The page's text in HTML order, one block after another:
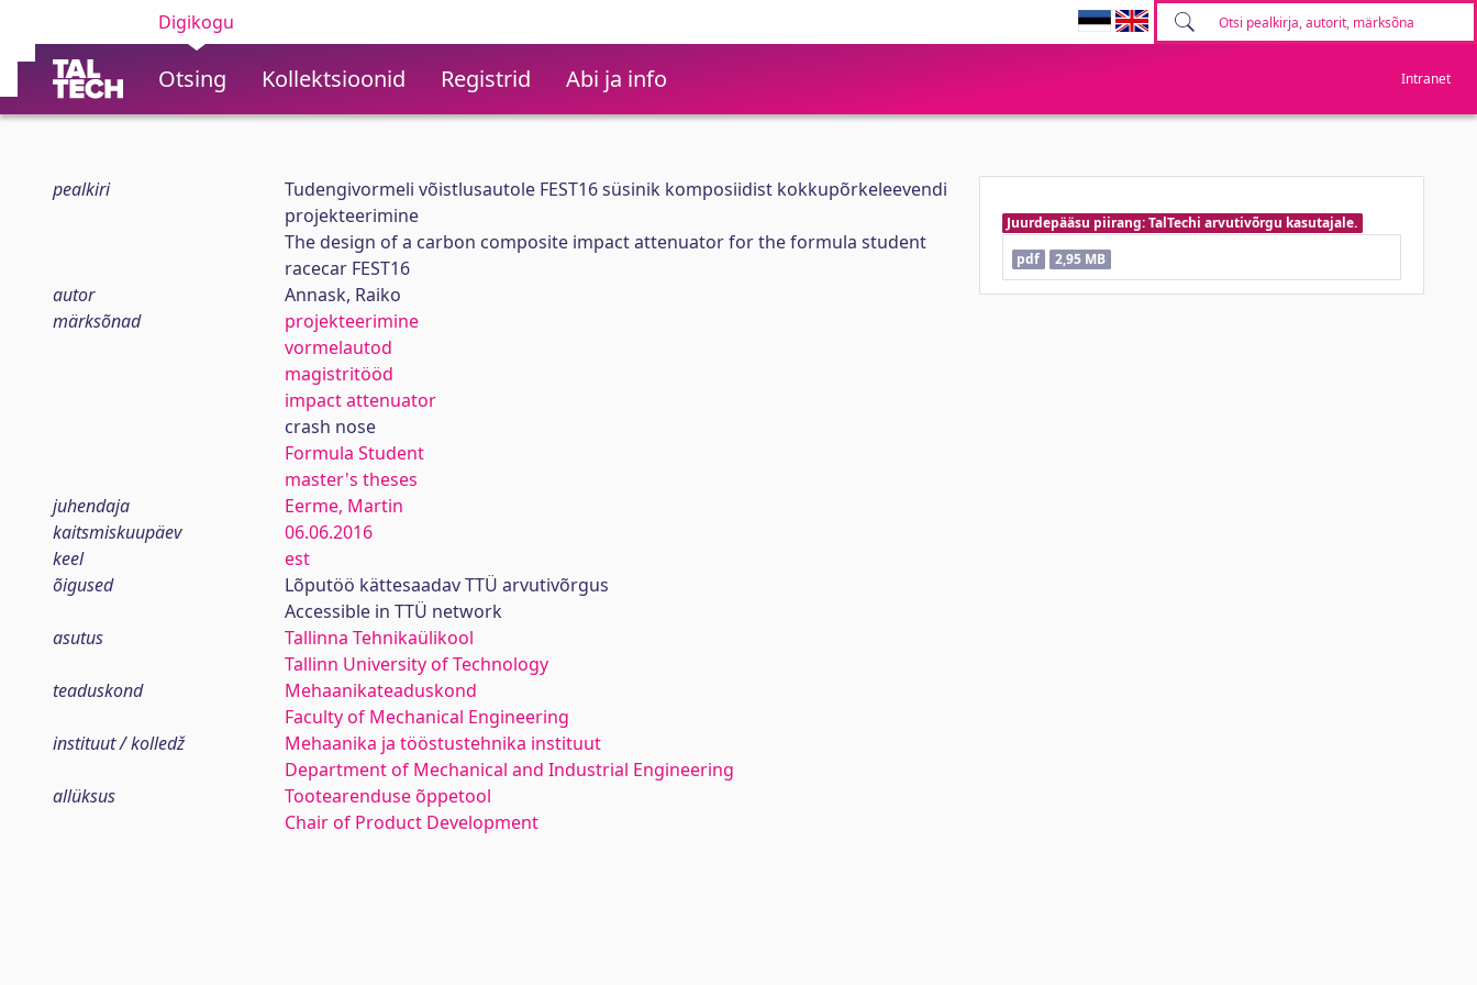
Digikogu
Otsing Kollektsioonid Registrid Abi ja info Intranet
pealkiri
Tudengivormeli võistlusautole FEST16 süsinik komposiidist kokkupõrkeleevendi
projekteerimine
The design of a carbon composite impact attenuator for the formula student
racecar FEST16
autor
Annask, Raiko
märksõnad
projekteerimine
vormelautod
magistritööd
impact attenuator
crash nose
Formula Student
master's theses
juhendaja
Eerme, Martin
kaitsmiskuupäev
06.06.2016
keel
est
õigused
Lõputöö kättesaadav TTÜ arvutivõrgus
Accessible in TTÜ network
asutus
Tallinna Tehnikaülikool
Tallinn University of Technology
teaduskond
Mehaanikateaduskond
Faculty of Mechanical Engineering
instituut / kolledž
Mehaanika ja tööstustehnika instituut
Department of Mechanical and Industrial Engineering
allüksus
Tootearenduse õppetool
Chair of Product Development
Juurdepääsu piirang: TalTechi arvutivõrgu kasutajale.
pdf
2,95 MB